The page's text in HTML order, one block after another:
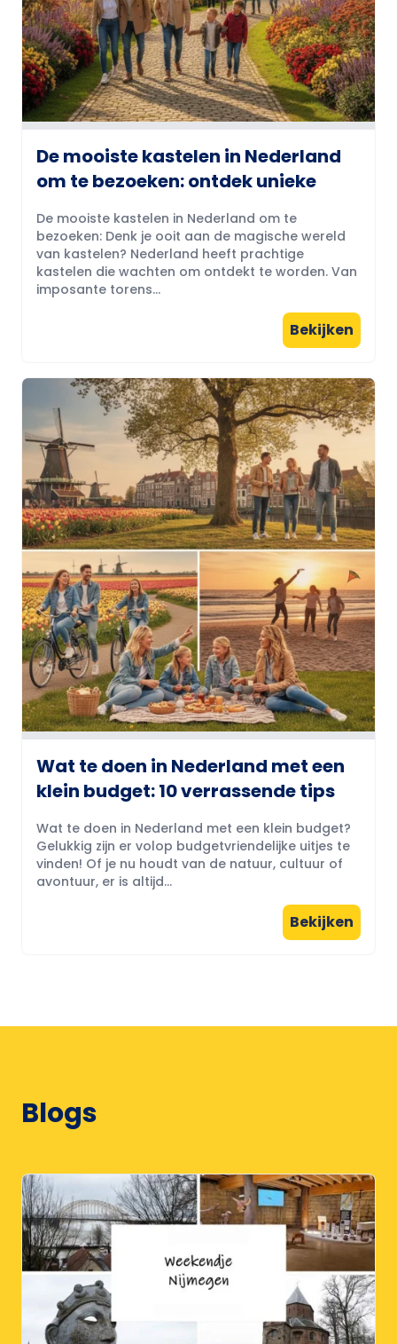
De mooiste kastelen in Nederland
om te bezoeken: ontdek unieke
De mooiste kastelen in Nederland om te
bezoeken: Denk je ooit aan de magische wereld
van kastelen? Nederland heeft prachtige
kastelen die wachten om ontdekt te worden. Van
imposante torens...
Bekijken
Wat te doen in Nederland met een
klein budget: 10 verrassende tips
Wat te doen in Nederland met een klein budget?
Gelukkig zijn er volop budgetvriendelijke uitjes te
vinden! Of je nu houdt van de natuur, cultuur of
avontuur, er is altijd...
Bekijken
Blogs